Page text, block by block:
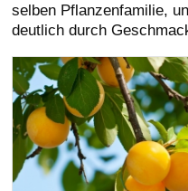
selben Pflanzenfamilie,
deutlich durch